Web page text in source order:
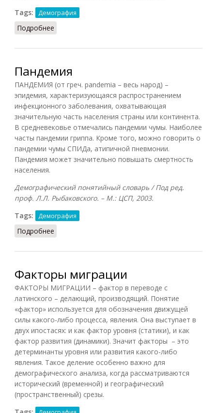
Tags:
Демография
Подробнее
Пандемия
ПАНДЕМИЯ (от греч. pandemia – весь народ) –
эпидемия, характеризующаяся распространением
инфекционного заболевания, охватывающая
значительную часть населения страны или континента.
В средневековье отмечались пандемии чумы. Наиболее
часты пандемии гриппа. Кроме того, можно говорить о
пандемии чумы СПИДа, атипичной пневмонии.
Пандемия может значительно повышать смертность
населения.
Демографический понятийный словарь / Под ред.
проф. Л.Л. Рыбаковского. – М.: ЦСП, 2003.
Tags:
Демография
Подробнее
Факторы миграции
ФАКТОРЫ МИГРАЦИИ – фактор в переводе с
латинского – делающий, производящий. Понятие
«фактор» используется для обозначения движущей
силы какого-либо процесса, явления. Она выступает в
двух ипостасях: и как фактор уровня (статики), и как
фактор развития (динамики). Значит факторы – это
детерминанты уровня или развития какого-либо
явления. Такое деление особенно важно для
демографического анализа, когда рассматриваются
исторический (временной) и географический
(пространственный) срезы.